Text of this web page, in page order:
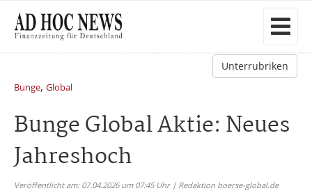
Unterrubriken
Bunge, Global
Bunge Global Aktie: Neues
Jahreshoch
Veröffentlicht am: 07.04.2026 um 07:45 Uhr | Redaktion boerse-global.de